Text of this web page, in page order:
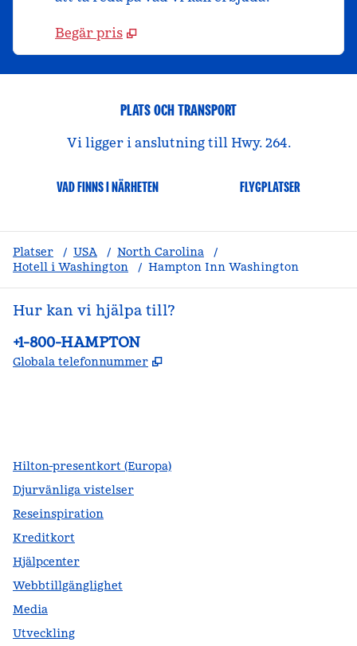
Begär pris
PLATS OCH TRANSPORT
Vi ligger i anslutning till Hwy. 264.
VAD FINNS I NÄRHETEN FLYGPLATSER
Platser / USA / North Carolina
/
Hotell i Washington
/ Hampton Inn Washington
Hur kan vi hjälpa till?
Telefon:
+1-800-HAMPTON
Globala telefonnummer ,
Hilton-presentkort (Europa)
Djurvänliga vistelser
Reseinspiration
Kreditkort
Hjälpcenter
Webbtillgänglighet
Media
Utveckling